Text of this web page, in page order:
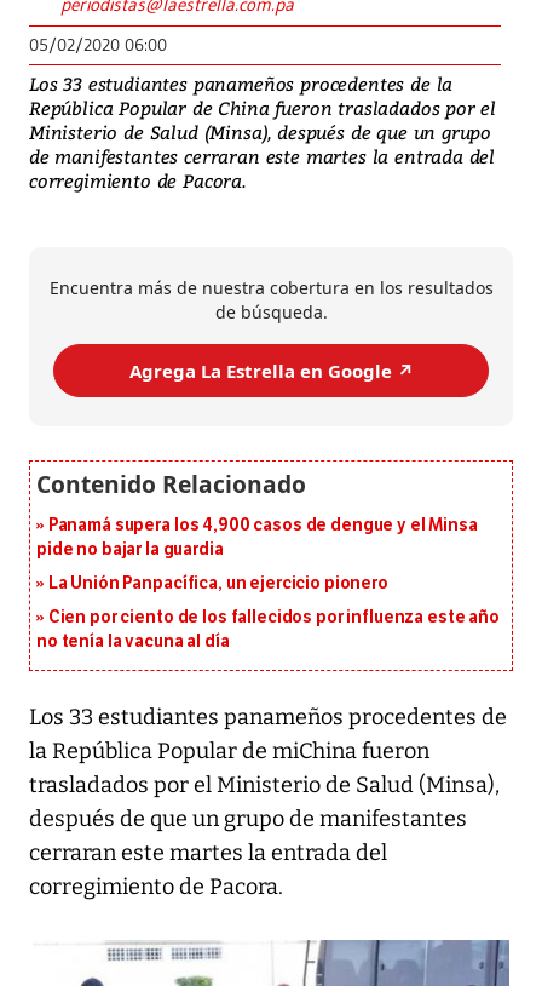
periodistas@laestrella.com.pa
05/02/2020 06:00
Los 33 estudiantes panameños procedentes de la
República Popular de China fueron trasladados por el
Ministerio de Salud (Minsa), después de que un grupo
de manifestantes cerraran este martes la entrada del
corregimiento de Pacora.
Encuentra más de nuestra cobertura en los resultados
de búsqueda.
Agrega La Estrella en Google ↗️
Panamá supera los 4,900 casos de dengue y el Minsa
pide no bajar la guardia
La Unión Panpacífica, un ejercicio pionero
Cien por ciento de los fallecidos por influenza este año
no tenía la vacuna al día
Los 33 estudiantes panameños procedentes de
la República Popular de miChina fueron
trasladados por el Ministerio de Salud (Minsa),
después de que un grupo de manifestantes
cerraran este martes la entrada del
corregimiento de Pacora.